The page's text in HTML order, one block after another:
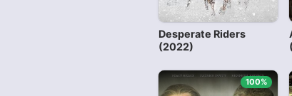
Desperate Riders
(2022)
100%